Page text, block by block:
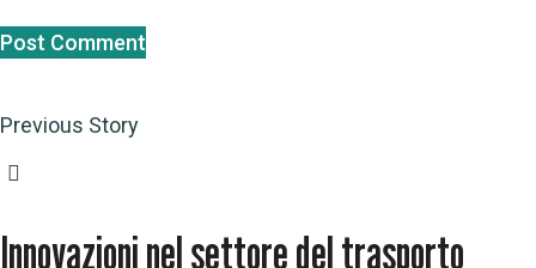
Previous Story
Innovazioni nel settore del trasporto